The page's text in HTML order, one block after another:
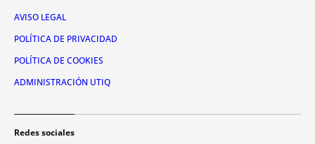
AVISO LEGAL
POLÍTICA DE PRIVACIDAD
POLÍTICA DE COOKIES
ADMINISTRACIÓN UTIQ
Redes sociales